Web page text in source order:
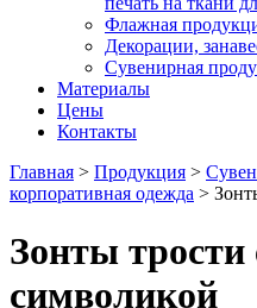
Флажная
Декорации,
Сувенирная
Материалы
Цены
Контакты
Главная > Продукция >
корпоративная одежда >
Зонты трости
символикой